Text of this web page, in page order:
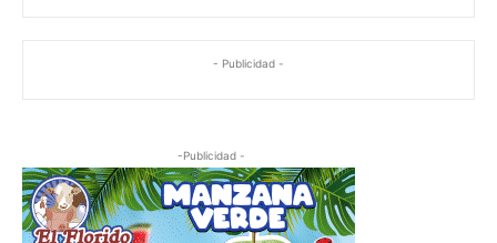
- Publicidad -
-Publicidad -